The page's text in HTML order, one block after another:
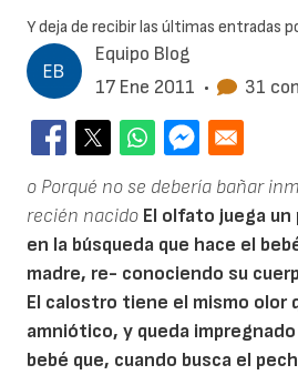
Equipo Blog
17 Ene 2011 • 31
o Porqué no se debería bañar
recién nacido El olfato juega
en la búsqueda que hace el
madre, re- conociendo su
El calostro tiene el mismo olor
amniótico, y queda
bebé que, cuando busca el
Y deja de recibir las últimas entradas